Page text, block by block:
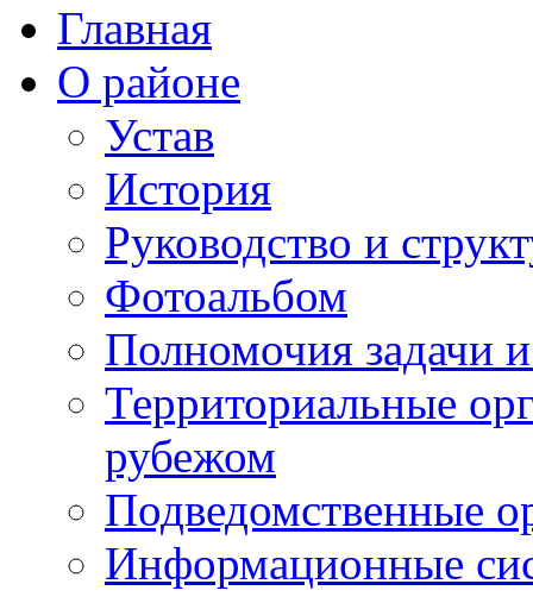
Главная
О районе
Устав
История
Руководство и
Фотоальбом
Полномочия задачи
Территориальные
рубежом
Подведомственные
Информационные